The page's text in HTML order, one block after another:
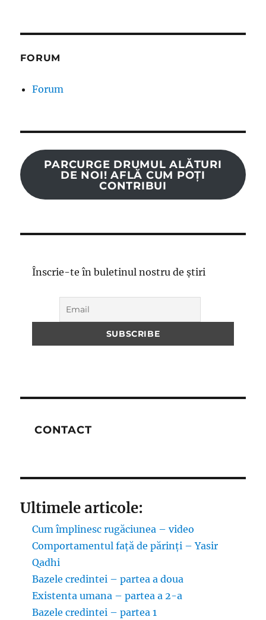
FORUM
Forum
PARCURGE DRUMUL ALĂTURI
DE NOI! AFLĂ CUM POȚI
CONTRIBUI
Înscrie-te în buletinul nostru de știri
CONTACT
Ultimele articole:
Cum împlinesc rugăciunea – video
Comportamentul față de părinți – Yasir
Qadhi
Bazele credintei – partea a doua
Existenta umana – partea a 2-a
Bazele credintei – partea 1